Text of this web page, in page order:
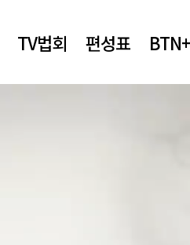
TV법회 편성표 BTN+